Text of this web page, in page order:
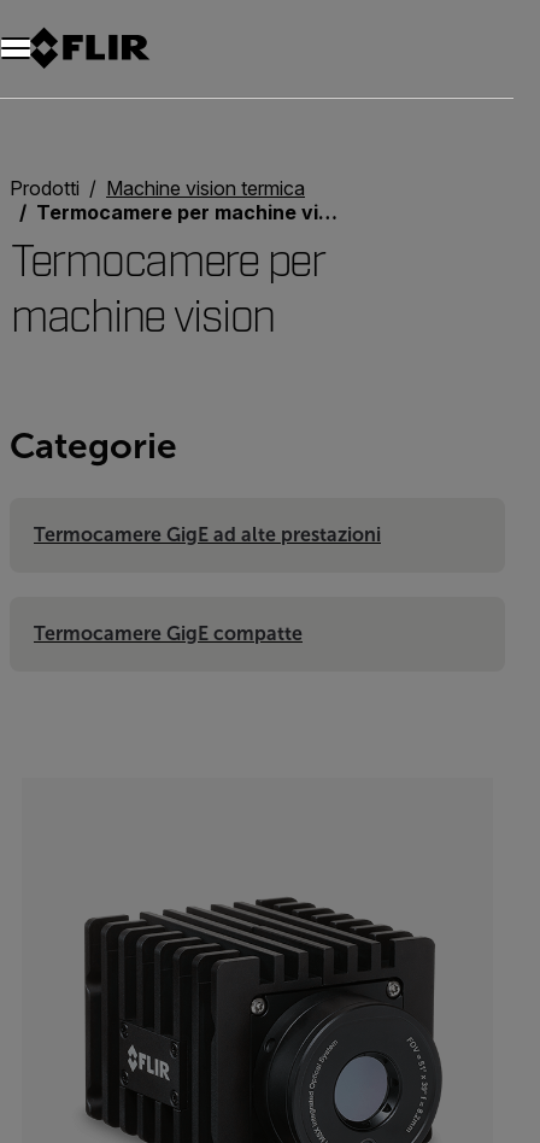
Unread messages
Modello
Rimuovi
articoli
articolo
Aggiungi al carrello
Aggiunto al carrello
Prodotti
Machine vision termica
Termocamere per machine vision
Termocamere per
machine vision
Categorie
Termocamere GigE ad alte prestazioni
Termocamere GigE compatte